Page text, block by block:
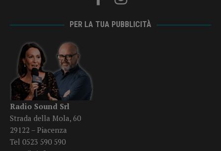
PER LA TUA PUBBLICITÀ
Radio Sound Srl
Strada della Mola, 60
29122 – Piacenza
Tel 0523 590 590